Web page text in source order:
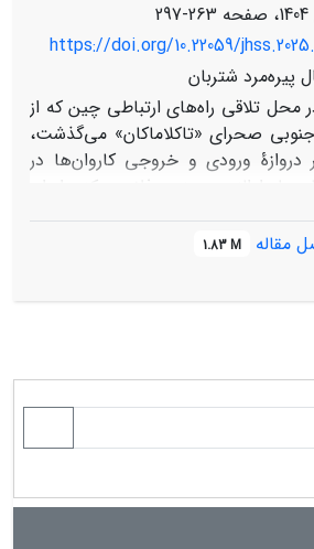
263-297
https://doi.org/10.22059/
پیره‌مرد شتربان
محل تلاقی راه‌های ارتباطی چین که از
صحرای «تاکلاماکان» می‌گذشت،
ورودی و خروجی کاروان‌ها در
و سِند و فلات مرکزی ایران
می‌شد؛ راهی که از قرن نوزدهم
مشهور شده است. راه‌های دسترسی
یاد شده، منتهی می‌شدند. راه
گرفتن در یک مسیر به سمت
توجه به اهمیّت جایگاه کاشغر در
اسلام، در متون قرون نخستین
عنوان «ثغرالاسلام» یاد شده است. در
ایران و چین در این مسیر با
مقاله 1.83 M